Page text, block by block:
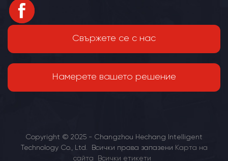
Свържете се с нас
Намерете вашето решение
Copyright © 2025 - Changzhou Hechang Intelligent
Technology Co., Ltd. Всички права запазени Карта на
сайта
Всички етикети